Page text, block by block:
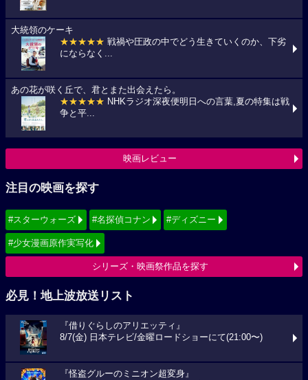
大統領のケーキ
★★★★★ 戦禍や圧政の中でどう生きていくのか、下劣
にならなく...
あの花が咲く丘で、君とまた出会えたら。
★★★★★ NHKラジオ深夜便明日への言葉,夏の特集は戦
争と平...
映画レビュー
注目の映画を探す
#スターウォーズ #名探偵コナン #ディズニー
#少女漫画原作実写化
シリーズ・映画祭作品を探す
必見！地上波放送リスト
『借りぐらしのアリエッティ』
8/7(金) 日本テレビ/金曜ロードショーにて(21:00〜)
『怪盗グルーのミニオン超変身』